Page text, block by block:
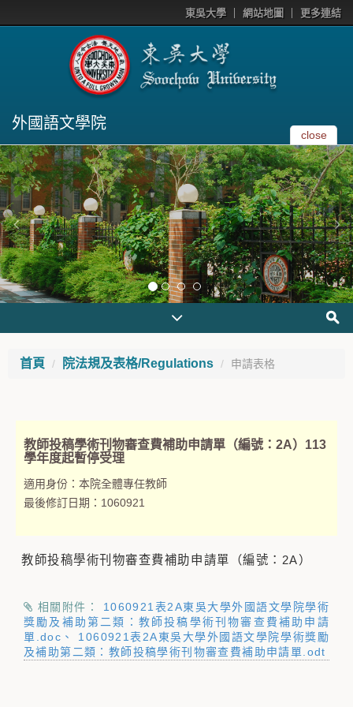
東吳大學 網站地圖 更多連結
外國語文學院
close
首頁 院法規及表格/Regulations 申請表格
教師投稿學術刊物審查費補助申請單（編號：2A）113
學年度起暫停受理
適用身份： 本院全體專任教師
最後修訂日期： 1060921
教師投稿學術刊物審查費補助申請單（編號：2A）
相關附件： 1060921表2A東吳大學外國語文學院學術
獎勵及補助第二類：教師投稿學術刊物審查費補助申請
單.doc
1060921表2A東吳大學外國語文學院學術獎勵
及補助第二類：教師投稿學術刊物審查費補助申請單.odt